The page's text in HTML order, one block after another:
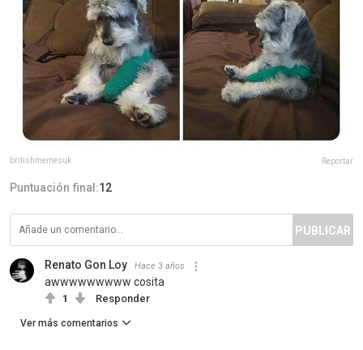
britishmemesuk Reportar
Puntuación final:12
PUBLICAR
Renato Gon Loy Hace 3 años
awwwwwwwww cosita
1 Responder
Ver más comentarios